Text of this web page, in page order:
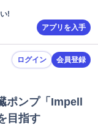
!
アプリを入手
ログイン 会員登録
ンプ「Impell
目指す